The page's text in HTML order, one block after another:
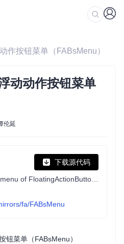
作按钮菜单（FABsMenu）
动动作按钮菜单
伦延
下载源代码
fa/FABsMenu